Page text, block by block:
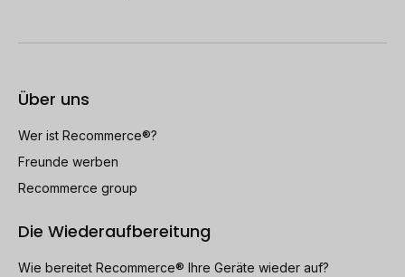
Über uns
Wer ist Recommerce®?
Freunde werben
Recommerce group
Die Wiederaufbereitung
Wie bereitet Recommerce® Ihre Geräte wieder auf?